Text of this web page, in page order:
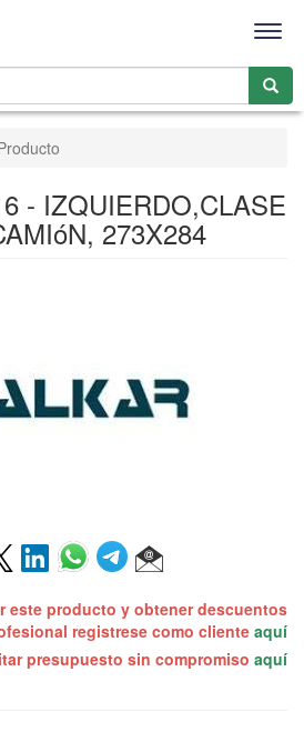
- IZQUIERDO,CLASE
273X284
este producto y obtener descuentos
registrese como cliente aquí
presupuesto sin compromiso aquí